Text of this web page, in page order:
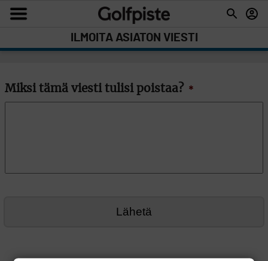
ILMOITA ASIATON VIESTI
Miksi tämä viesti tulisi poistaa? *